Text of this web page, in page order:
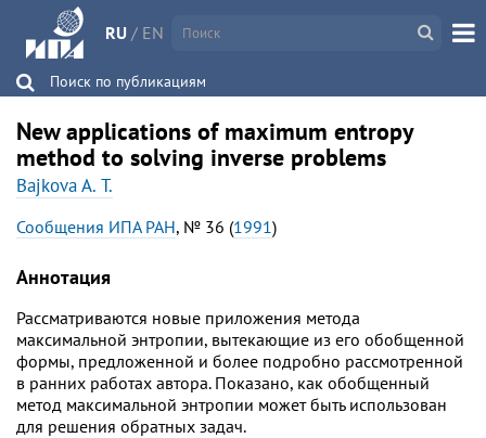
RU / EN
Поиск по публикациям
New applications of maximum entropy
method to solving inverse problems
Bajkova A. Т.
Сообщения ИПА РАН, № 36 (1991)
Аннотация
Рассматриваются новые приложения метода
максимальной энтропии, вытекающие из его обобщенной
формы, предложенной и более подробно рассмотренной
в ранних работах автора. Показано, как обобщенный
метод максимальной энтропии может быть использован
для решения обратных задач.